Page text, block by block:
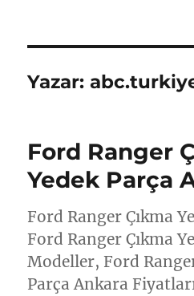
Yazar:
Ford Ranger
Yedek Parça
Ford Ranger Çıkma
Ford Ranger Çıkma
Modeller, Ford
Parça Ankara